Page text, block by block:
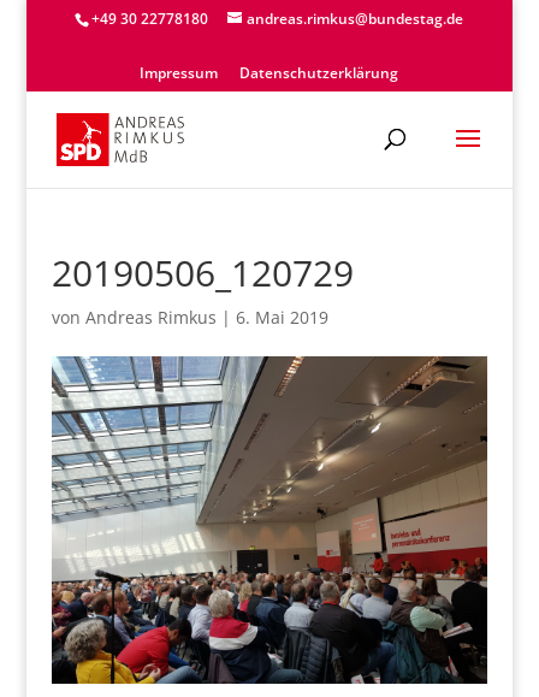
+49 30 22778180 andreas.rimkus@bundestag.de
Impressum Datenschutzerklärung
20190506_120729
von Andreas Rimkus | 6. Mai 2019